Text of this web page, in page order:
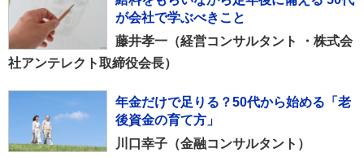
が会社で学ぶべきこと
藤井孝一（経営コンサルタント ・株式会
社アンテレクト取締役会長）
年金だけで足りる？50代から始める「老
後資金の育て方」
川口幸子（金融コンサルタント）